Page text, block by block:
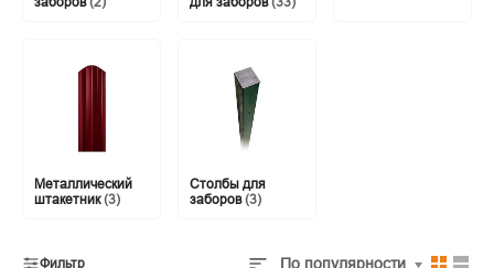
Металлический
штакетник(3)
Столбы для
заборов(3)
Фильтр По популярности